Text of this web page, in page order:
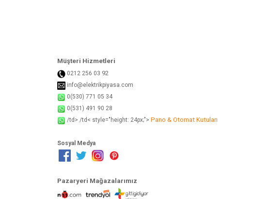
Müşteri Hizmetleri
0212 256 03 92
info@elektrikpiyasa.com
0(530) 771 05 34
0(531) 491 90 28
/td> /td< style="height: 24px;"> Pano & Otomat Kutuları
Sosyal Medya
Pazaryeri Mağazalarımız